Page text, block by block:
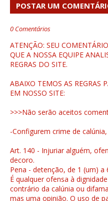
POSTAR UM
0 Comentários
ATENÇÃO: SEU
QUE A NOSSA EQUIPE
REGRAS DO SITE.
ABAIXO TEMOS AS REGRAS
EM NOSSO SITE:
>>>Não serão aceitos
-Configurem crime de
Art. 140 - Injuriar alguém,
decoro.
Pena - detenção, de 1 (um) a
É qualquer ofensa à
contrário da calúnia ou
mas uma opinião. O uso de